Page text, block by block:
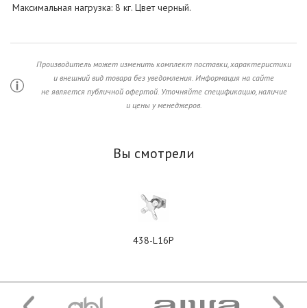
Максимальная нагрузка: 8 кг. Цвет черный.
Производитель может изменить комплект поставки, характеристики
и внешний вид товара без уведомления. Информация на сайте
не является публичной офертой. Уточняйте спецификацию, наличие
и цены у менеджеров.
Вы смотрели
438-L16P